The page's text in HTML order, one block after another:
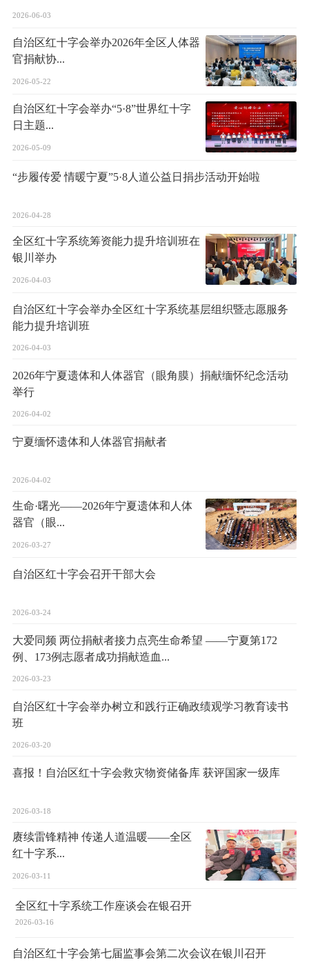
2026-06-03
自治区红十字会举办2026年全区人体器
官捐献协...
2026-05-22
自治区红十字会举办“5·8”世界红十字
日主题...
2026-05-09
“步履传爱 情暖宁夏”5·8人道公益日捐步活动开始啦
2026-04-28
全区红十字系统筹资能力提升培训班在
银川举办
2026-04-03
自治区红十字会举办全区红十字系统基层组织暨志愿服务
能力提升培训班
2026-04-03
2026年宁夏遗体和人体器官（眼角膜）捐献缅怀纪念活动
举行
2026-04-02
宁夏缅怀遗体和人体器官捐献者
2026-04-02
生命·曙光——2026年宁夏遗体和人体
器官（眼...
2026-03-27
自治区红十字会召开干部大会
2026-03-24
大爱同频 两位捐献者接力点亮生命希望 ——宁夏第172
例、173例志愿者成功捐献造血...
2026-03-23
自治区红十字会举办树立和践行正确政绩观学习教育读书
班
2026-03-20
喜报！自治区红十字会救灾物资储备库 获评国家一级库
2026-03-18
赓续雷锋精神 传递人道温暖——全区
红十字系...
2026-03-11
全区红十字系统工作座谈会在银召开
2026-03-16
自治区红十字会第七届监事会第二次会议在银川召开